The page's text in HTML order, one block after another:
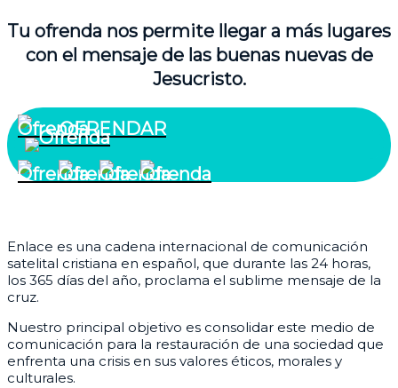
Tu ofrenda nos permite llegar a más lugares
con el mensaje de las buenas nuevas de
Jesucristo.
OFRENDAR
Enlace es una cadena internacional de comunicación
satelital cristiana en español, que durante las 24 horas,
los 365 días del año, proclama el sublime mensaje de la
cruz.
Nuestro principal objetivo es consolidar este medio de
comunicación para la restauración de una sociedad que
enfrenta una crisis en sus valores éticos, morales y
culturales.